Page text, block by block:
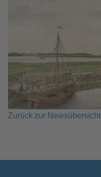
Zurück zur Newsübersicht